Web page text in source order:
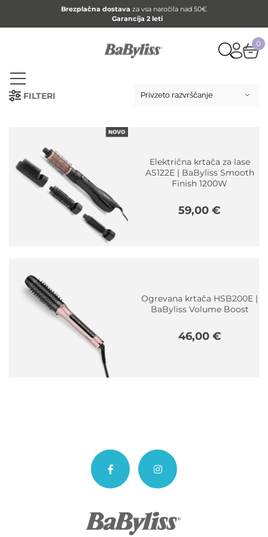
Brezplačna dostava za vsa naročila nad 50€
Garancija 2 leti
0
FILTERI
Električna krtača za lase
AS122E | BaByliss Smooth
Finish 1200W
59,00 €
Ogrevana krtača HSB200E |
BaByliss Volume Boost
46,00 €